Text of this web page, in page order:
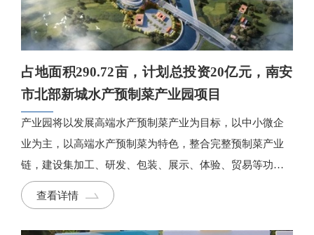
占地面积290.72亩，计划总投资20亿元，南安
市北部新城水产预制菜产业园项目
产业园将以发展高端水产预制菜产业为目标，以中小微企
业为主，以高端水产预制菜为特色，整合完整预制菜产业
链，建设集加工、研发、包装、展示、体验、贸易等功能
于一体的园区，努力打造智能化、生态型厂房基地和完善
的配套综合商业设施，构建“一芯两轴四区”现代产业体系
空间结构。
查看详情